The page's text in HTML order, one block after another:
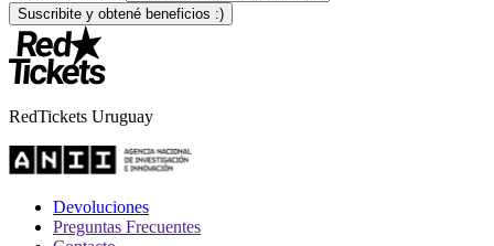
RedTickets Uruguay
Devoluciones
Preguntas Frecuentes